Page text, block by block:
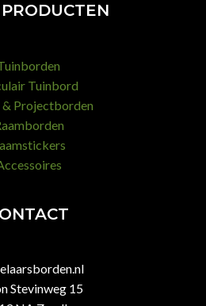
Tuinbord
& Projectborden
Stevinweg 15